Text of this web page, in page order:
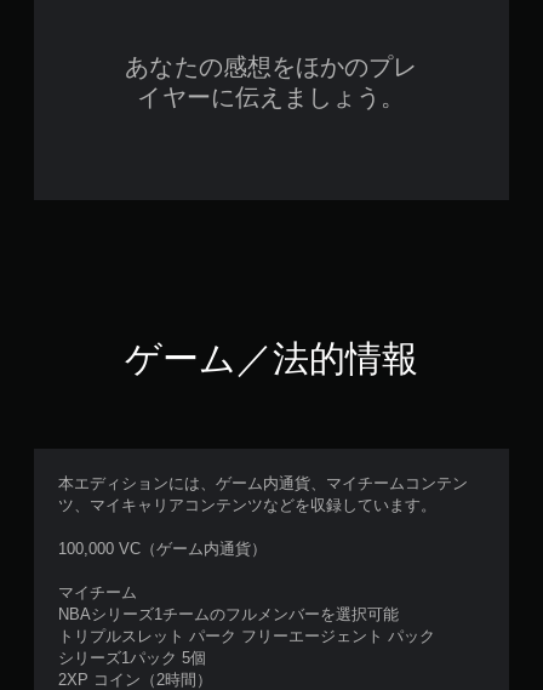
あなたの感想をほかのプレ
イヤーに伝えましょう。
ゲーム／法的情報
本エディションには、ゲーム内通貨、マイチームコンテン
ツ、マイキャリアコンテンツなどを収録しています。
100,000 VC（ゲーム内通貨）
マイチーム
NBAシリーズ1チームのフルメンバーを選択可能
トリプルスレット パーク フリーエージェント パック
シリーズ1パック 5個
2XP コイン（2時間）